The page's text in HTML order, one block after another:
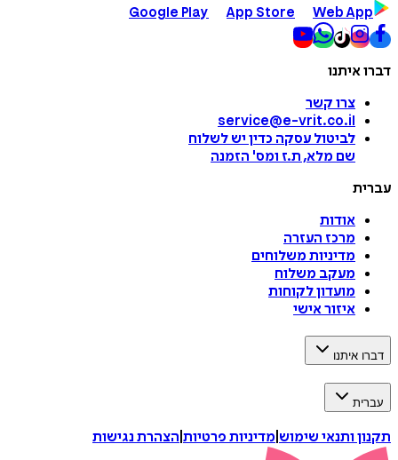
Google Play
App Store Web App
דברו איתנו
צרו קשר
service@e-vrit.co.il
לביטול עסקה כדין יש לשלוח
שם מלא, ת.ז ומס' הזמנה
עברית
אודות
מרכז העזרה
מדיניות משלוחים
מעקב משלוח
מועדון לקוחות
איזור אישי
דברו איתנו
עברית
תקנון ותנאי שימוש מדיניות פרטיות הצהרת נגישות